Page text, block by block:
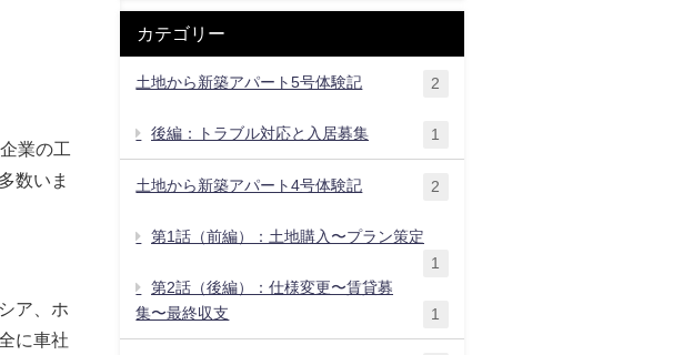
業の工
数いま
ア、ホ
に車社
カテゴリー
土地から新築アパート5号体験記 2
後編：トラブル対応と入居募集 1
土地から新築アパート4号体験記 2
第1話（前編）：土地購入〜プラン策定
1
第2話（後編）：仕様変更〜賃貸募
集〜最終収支
1